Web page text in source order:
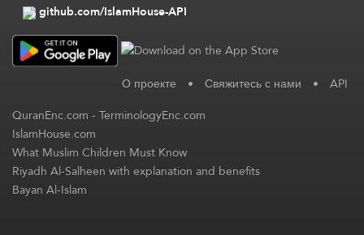
github.com/IslamHouse-API
О проекте • Свяжитесь с нами • API
QuranEnc.com-TerminologyEnc.com
IslamHouse.com
What Muslim Children Must Know
Riyadh Al-Salheen with explanation and benefits
Bayan Al-Islam